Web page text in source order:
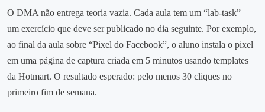
O DMA não entrega teoria vazia. Cada aula tem um “lab‑task” –
um exercício que deve ser publicado no dia seguinte. Por exemplo,
ao final da aula sobre “Pixel do Facebook”, o aluno instala o pixel
em uma página de captura criada em 5 minutos usando templates
da Hotmart. O resultado esperado: pelo menos 30 cliques no
primeiro fim de semana.